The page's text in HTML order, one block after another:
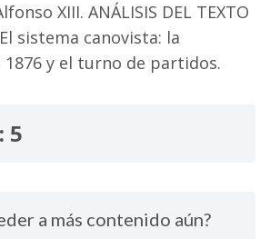
XIII. ANÁLISIS DEL TEXTO
El sistema canovista: la
y el turno de partidos.
5
a más contenido aún?